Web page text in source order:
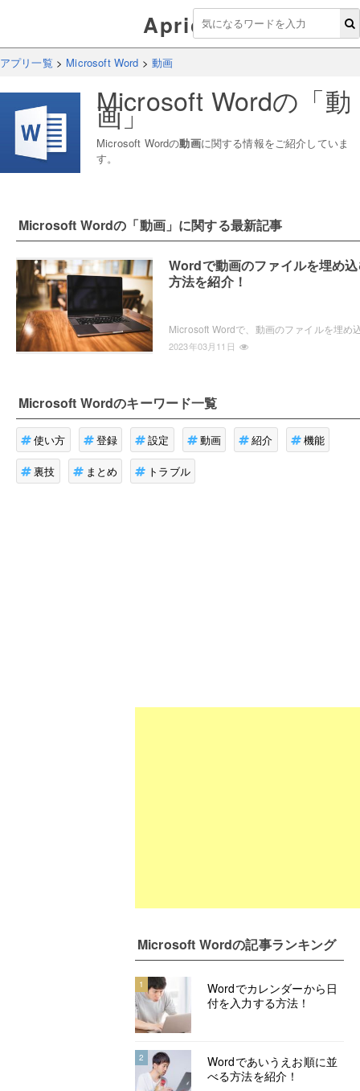
Aprico
アプリ一覧 > Microsoft Word >動画
Microsoft Wordの「動
画」
Microsoft Wordの動画に関する情報をご紹介していま
す。
Microsoft Wordの「動画」に関する最新記事
Wordで動画のファイルを埋め
方法を紹介！
2023年03月11日
Microsoft Wordのキーワード一覧
使い方 登録 設定 動画 紹介 機能
裏技 まとめ トラブル
Microsoft Wordの記事ランキング
1
Wordでカレンダーから日
付を入力する方法！
2
Wordであいうえお順に並
べる方法を紹介！